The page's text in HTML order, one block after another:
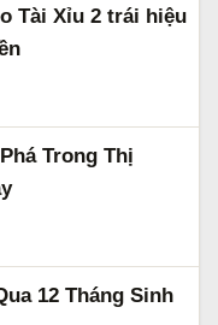
Tài Xỉu 2 trái hiệu
Trong Thị
12 Tháng Sinh